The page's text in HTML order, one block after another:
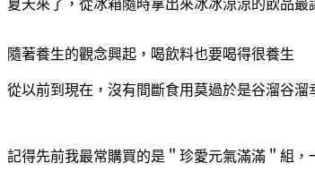
夏天來了，從冰箱隨時拿出來冰冰涼涼的飲品最
隨著養生的觀念興起，喝飲料也要喝得很養生
從以前到現在，沒有間斷食用莫過於是谷溜谷
記得先前我最常購買的是＂珍愛元氣滿滿＂組